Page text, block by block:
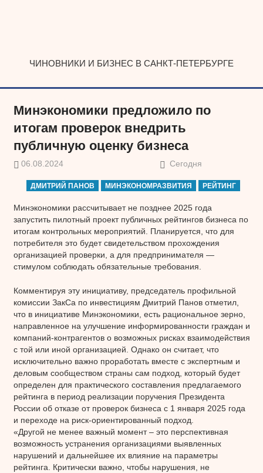
ЧИНОВНИКИ И БИЗНЕС В САНКТ-ПЕТЕРБУРГЕ
Минэкономики предложило по
итогам проверок внедрить
публичную оценку бизнеса
06.08.2024 Сегодня
ДМИТРИЙ ПАНОВ МИНЭКОНОМРАЗВИТИЯ РЕЙТИНГ
Минэкономики рассчитывает не позднее 2025 года
запустить пилотный проект публичных рейтингов бизнеса по
итогам контрольных мероприятий. Планируется, что для
потребителя это будет свидетельством прохождения
организацией проверки, а для предпринимателя —
стимулом соблюдать обязательные требования.
Комментируя эту инициативу, председатель профильной
комиссии ЗакСа по инвестициям Дмитрий Панов отметил,
что в инициативе Минэкономики, есть рациональное зерно,
направленное на улучшение информированности граждан и
компаний-контрагентов о возможных рисках взаимодействия
с той или иной организацией. Однако он считает, что
исключительно важно проработать вместе с экспертным и
деловым сообществом страны сам подход, который будет
определен для практического составления предлагаемого
рейтинга в период реализации поручения Президента
России об отказе от проверок бизнеса с 1 января 2025 года
и переходе на риск-ориентированный подход.
«Другой не менее важный момент – это перспективная
возможность устранения организациями выявленных
нарушений и дальнейшее их влияние на параметры
рейтинга. Критически важно, чтобы нарушения, не